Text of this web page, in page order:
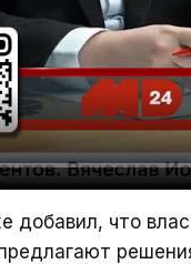
добавил, что